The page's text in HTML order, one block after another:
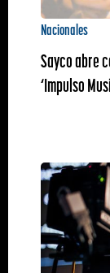
Nacionales
Sayco abre
‘Impulso